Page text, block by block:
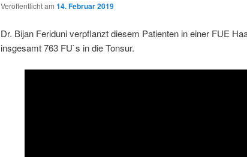
Veröffentlicht am 14. Februar 2019
Dr. Bijan Feriduni verpflanzt diesem Patienten in einer FUE
insgesamt 763 FU`s in die Tonsur.